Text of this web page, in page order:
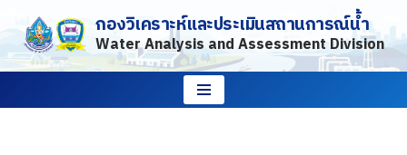
Skip
to
กองวิเคราะห์และประเมินสถานการณ์น้ำ
Water Analysis and Assessment Division